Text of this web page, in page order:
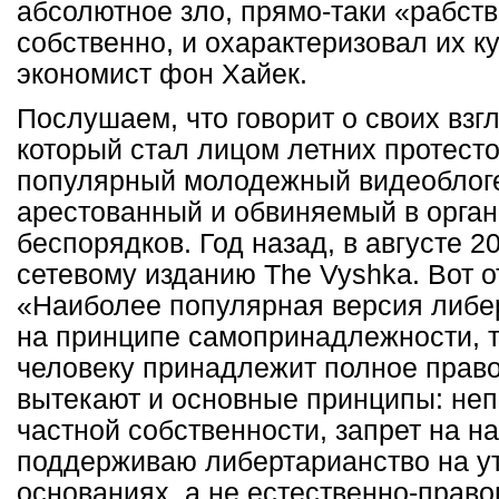
абсолютное зло, прямо-таки
собственно, и охарактеризовал их
экономист фон Хайек.
Послушаем, что говорит о своих
который стал лицом летних
популярный молодежный
арестованный и обвиняемый в
беспорядков. Год назад, в августе
сетевому изданию The Vyshka. Вот
«Наиболее популярная версия
на принципе самопринадлежности,
человеку принадлежит полное
вытекают и основные принципы:
частной собственности, запрет на
поддерживаю либертарианство на
основаниях, а не естественно-